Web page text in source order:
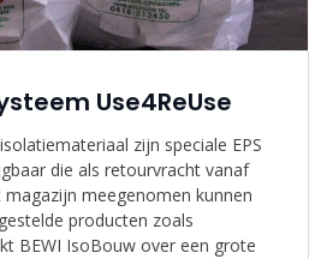
Use4ReUse
zijn speciale EPS
die als retourvracht vanaf
meegenomen kunnen
producten zoals
BEWI IsoBouw over een grote